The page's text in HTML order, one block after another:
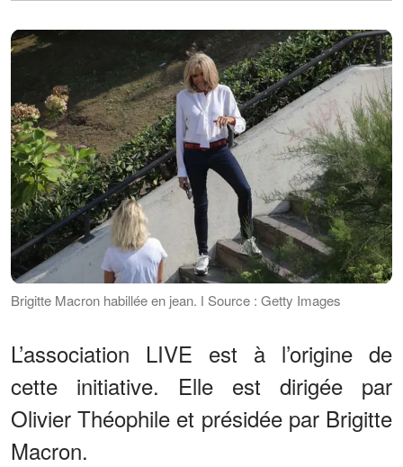
Brigitte Macron habillée en jean. ǀ Source : Getty Images
L’association LIVE est à l’origine de
cette initiative. Elle est dirigée par
Olivier Théophile et présidée par Brigitte
Macron.